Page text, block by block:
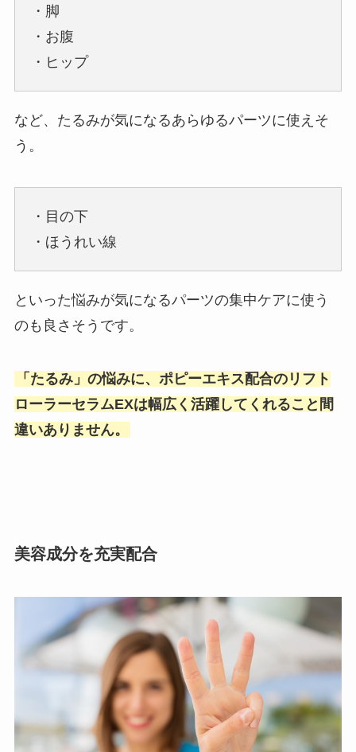
・脚
・お腹
・ヒップ
など、たるみが気になるあらゆるパーツに使えそ
う。
・目の下
・ほうれい線
といった悩みが気になるパーツの集中ケアに使う
のも良さそうです。
「たるみ」の悩みに、ポピーエキス配合のリフト
ローラーセラムEXは幅広く活躍してくれること間
違いありません。
美容成分を充実配合